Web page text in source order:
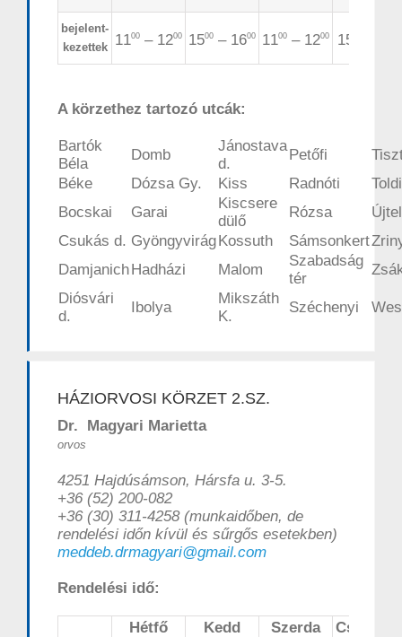
bejelent-
kezettek
1100 – 1200 1500 – 1600 1100 – 1200 15
A körzethez tartozó utcák:
Bartók
Béla
Domb
Jánostava
d.
Petőfi
Béke
Dózsa Gy. Kiss Radnóti
Toldi
Bocskai
Garai
Kiscsere
dülő
Rózsa
Csukás d. GyöngyvirágKossuth Sámsonkert
DamjanichHadházi Malom
Szabadság
tér
Diósvári
d.
Ibolya
Mikszáth
K.
Széchenyi
HÁZIORVOSI KÖRZET 2.SZ.
Dr. Magyari Marietta
orvos
4251 Hajdúsámson, Hársfa u. 3-5.
+36 (52) 200-082
+36 (30) 311-4258 (munkaidőben, de
rendelési időn kívül és sűrgős esetekben)
meddeb.drmagyari@gmail.com
Rendelési idő:
Hétfő Kedd Szerda